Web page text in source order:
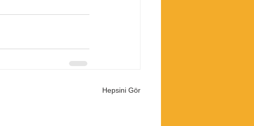
Hepsini Gör